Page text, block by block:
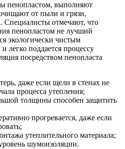
пенопластом, выполняют
от пыли и грязи,
Специалисты отмечают, что
пенопластом не лучший
экологически чистым
легко поддается процессу
посредством пенопласта
даже если щели в стенах не
процесса утепления;
толщины способен защитить
прогревается, даже если
утеплительного материала;
шумоизоляции.